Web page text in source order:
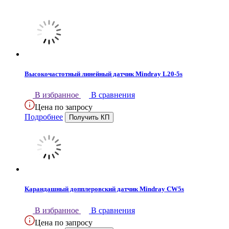
Высокочастотный линейный датчик Mindray L20-5s
В избранное
В сравнения
Цена по запросу
Подробнее
Карандашный допплеровский датчик Mindray CW5s
В избранное
В сравнения
Цена по запросу